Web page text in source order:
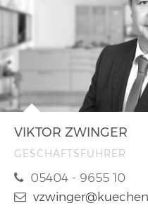
VIKTOR ZWINGER
GESCHÄFTSFÜHRER
05404 - 9655 10